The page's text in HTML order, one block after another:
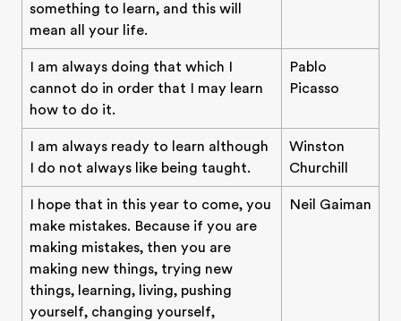
something to learn, and this will
mean all your life.
I am always doing that which I
cannot do in order that I may learn
how to do it.
Pablo
Picasso
I am always ready to learn although
I do not always like being taught.
Winston
Churchill
I hope that in this year to come, you
make mistakes. Because if you are
making mistakes, then you are
making new things, trying new
things, learning, living, pushing
yourself, changing yourself,
Neil Gaiman